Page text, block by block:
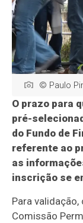
© Paulo
O prazo para
pré-
do Fundo de
referente ao
as
inscrição se
Para
Comissão